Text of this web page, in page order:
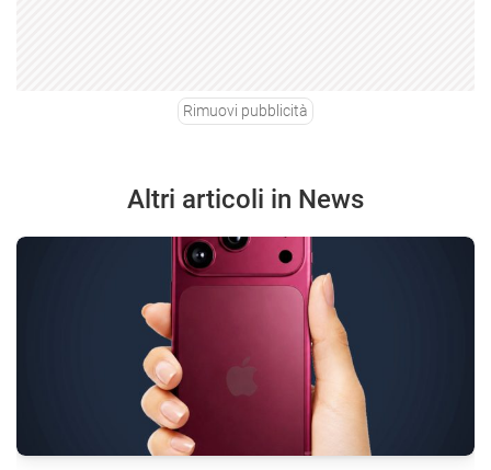
Rimuovi pubblicità
Altri articoli in News